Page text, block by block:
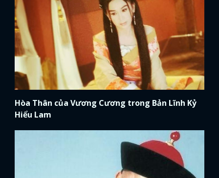
Hòa Thân của Vương Cương trong Bản Lĩnh Kỷ
Hiểu Lam